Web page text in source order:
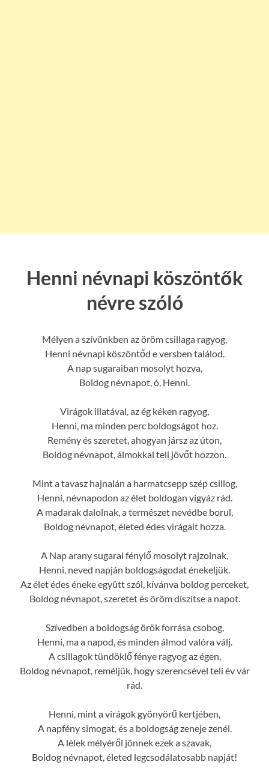
Henni névnapi köszöntők
névre szóló
Mélyen a szívünkben az öröm csillaga ragyog,
Henni névnapi köszöntőd e versben találod.
A nap sugaraiban mosolyt hozva,
Boldog névnapot, ó, Henni.
Virágok illatával, az ég kéken ragyog,
Henni, ma minden perc boldogságot hoz.
Remény és szeretet, ahogyan jársz az úton,
Boldog névnapot, álmokkal teli jövőt hozzon.
Mint a tavasz hajnalán a harmatcsepp szép csillog,
Henni, névnapodon az élet boldogan vigyáz rád.
A madarak dalolnak, a természet nevédbe borul,
Boldog névnapot, életed édes virágait hozza.
A Nap arany sugarai fénylő mosolyt rajzolnak,
Henni, neved napján boldogságodat énekeljük.
Az élet édes éneke együtt szól, kívánva boldog perceket,
Boldog névnapot, szeretet és öröm díszítse a napot.
Szívedben a boldogság örök forrása csobog,
Henni, ma a napod, és minden álmod valóra válj.
A csillagok tündöklő fénye ragyog az égen,
Boldog névnapot, reméljük, hogy szerencsével teli év vár
rád.
Henni, mint a virágok gyönyörű kertjében,
A napfény simogat, és a boldogság zeneje zenél.
A lélek mélyéről jönnek ezek a szavak,
Boldog névnapot, életed legcsodálatosabb napját!